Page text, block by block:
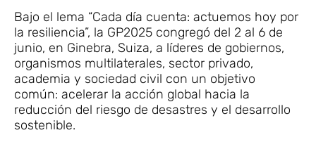
Bajo el lema “Cada día cuenta: actuemos hoy por
la resiliencia”, la GP2025 congregó del 2 al 6 de
junio, en Ginebra, Suiza, a líderes de gobiernos,
organismos multilaterales, sector privado,
academia y sociedad civil con un objetivo
común: acelerar la acción global hacia la
reducción del riesgo de desastres y el desarrollo
sostenible.